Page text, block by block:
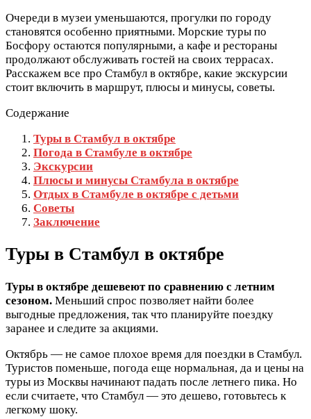
Очереди в музеи уменьшаются, прогулки по городу
становятся особенно приятными. Морские туры по
Босфору остаются популярными, а кафе и рестораны
продолжают обслуживать гостей на своих террасах.
Расскажем все про Стамбул в октябре, какие экскурсии
стоит включить в маршрут, плюсы и минусы, советы.
Содержание
Туры в Стамбул в октябре
Погода в Стамбуле в октябре
Экскурсии
Плюсы и минусы Стамбула в октябре
Отдых в Стамбуле в октябре с детьми
Советы
Заключение
Туры в Стамбул в октябре
Туры в октябре дешевеют по сравнению с летним
сезоном. Меньший спрос позволяет найти более
выгодные предложения, так что планируйте поездку
заранее и следите за акциями.
Октябрь — не самое плохое время для поездки в Стамбул.
Туристов поменьше, погода еще нормальная, да и цены на
туры из Москвы начинают падать после летнего пика. Но
если считаете, что Стамбул — это дешево, готовьтесь к
легкому шоку.